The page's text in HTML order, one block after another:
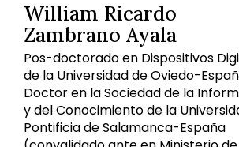
William Ricardo
Zambrano Ayala
Pos-doctorado en Dispositivos
de la Universidad de Oviedo-
Doctor en la Sociedad de la
y del Conocimiento de la
Pontificia de Salamanca-España